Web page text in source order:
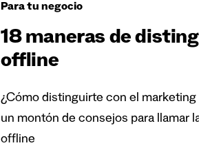
Para tu negocio
18 maneras de
offline
¿Cómo distinguirte con el
un montón de consejos para llamar
offline